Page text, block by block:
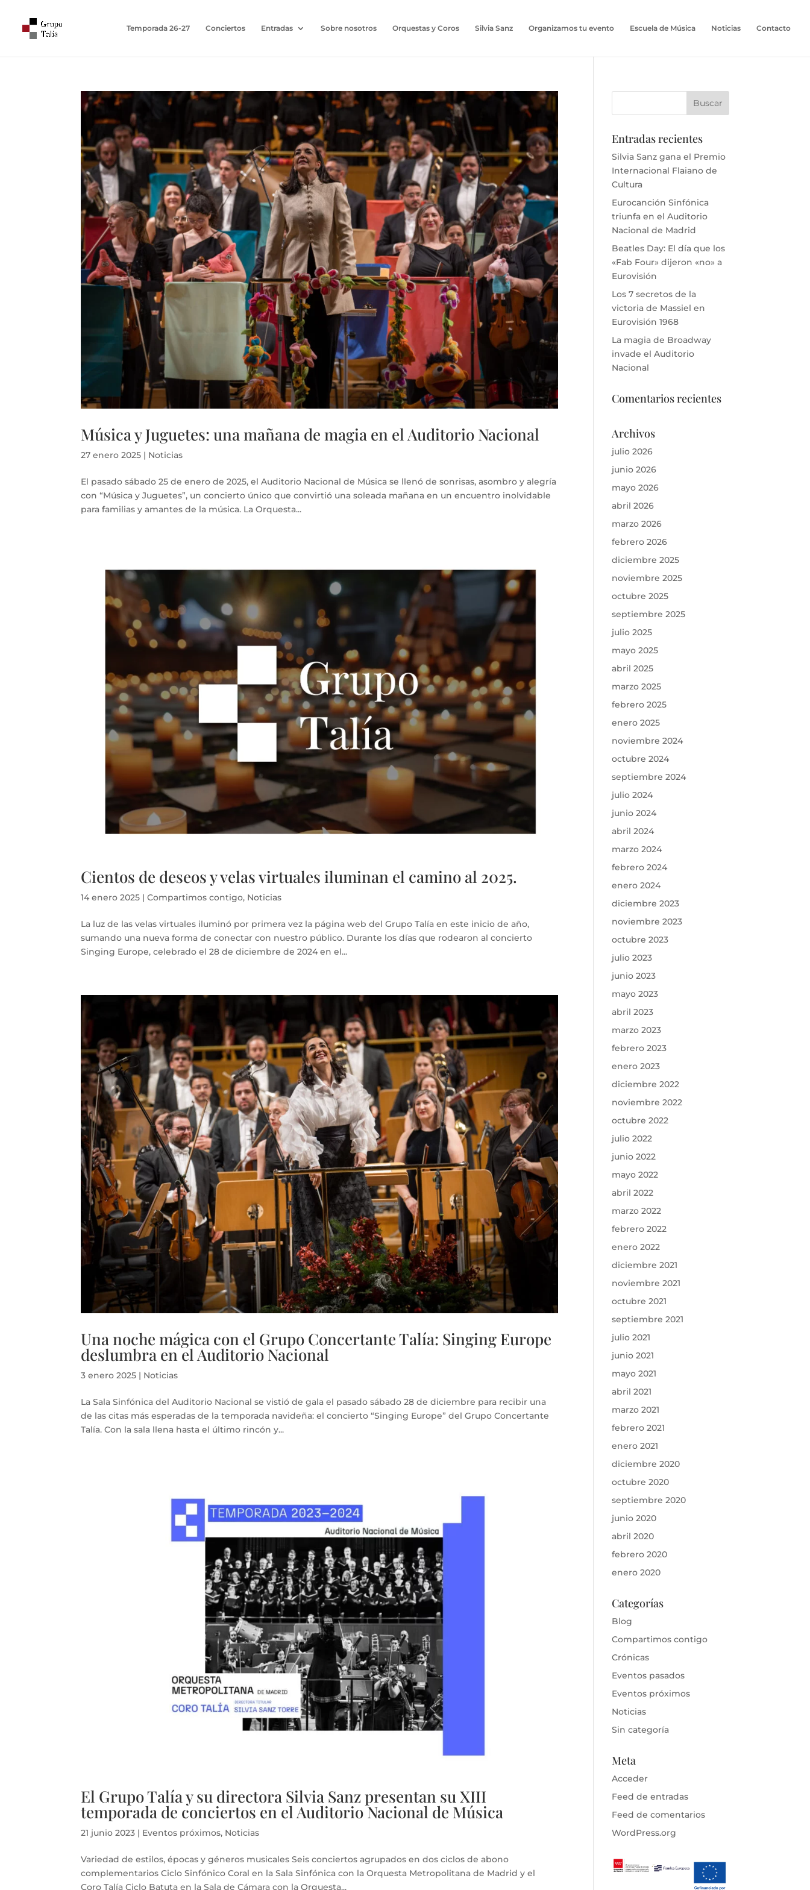
Temporada 26-27 Conciertos Entradas Sobre nosotros Orquestas y Coros Silvia Sanz Organizamos tu evento Escuela de Música Noticias Contacto
Música y Juguetes: una mañana de magia en el Auditorio Nacional
27 enero 2025 | Noticias
El pasado sábado 25 de enero de 2025, el Auditorio Nacional de Música se llenó de sonrisas, asombro y alegría
con “Música y Juguetes”, un concierto único que convirtió una soleada mañana en un encuentro inolvidable
para familias y amantes de la música. La Orquesta...
Cientos de deseos y velas virtuales iluminan el camino al 2025.
14 enero 2025 |Compartimos contigo, Noticias
La luz de las velas virtuales iluminó por primera vez la página web del Grupo Talía en este inicio de año,
sumando una nueva forma de conectar con nuestro público. Durante los días que rodearon al concierto
Singing Europe, celebrado el 28 de diciembre de 2024 en el...
Una noche mágica con el Grupo Concertante Talía: Singing Europe
deslumbra en el Auditorio Nacional
3 enero 2025 | Noticias
La Sala Sinfónica del Auditorio Nacional se vistió de gala el pasado sábado 28 de diciembre para recibir una
de las citas más esperadas de la temporada navideña: el concierto “Singing Europe” del Grupo Concertante
Talía. Con la sala llena hasta el último rincón y...
El Grupo Talía y su directora Silvia Sanz presentan su XIII
temporada de conciertos en el Auditorio Nacional de Música
21 junio 2023 | Eventos próximos, Noticias
Variedad de estilos, épocas y géneros musicales Seis conciertos agrupados en dos ciclos de abono
complementarios Ciclo Sinfónico Coral en la Sala Sinfónica con la Orquesta Metropolitana de Madrid y el
Coro Talía Ciclo Batuta en la Sala de Cámara con la Orquesta...
Entradas recientes
Silvia Sanz gana el Premio
Internacional Flaiano de
Cultura
Eurocanción Sinfónica
triunfa en el Auditorio
Nacional de Madrid
Beatles Day: El día que los
«Fab Four» dijeron «no» a
Eurovisión
Los 7 secretos de la
victoria de Massiel en
Eurovisión 1968
La magia de Broadway
invade el Auditorio
Nacional
Comentarios recientes
Archivos
julio 2026
junio 2026
mayo 2026
abril 2026
marzo 2026
febrero 2026
diciembre 2025
noviembre 2025
octubre 2025
septiembre 2025
julio 2025
mayo 2025
abril 2025
marzo 2025
febrero 2025
enero 2025
noviembre 2024
octubre 2024
septiembre 2024
julio 2024
junio 2024
abril 2024
marzo 2024
febrero 2024
enero 2024
diciembre 2023
noviembre 2023
octubre 2023
julio 2023
junio 2023
mayo 2023
abril 2023
marzo 2023
febrero 2023
enero 2023
diciembre 2022
noviembre 2022
octubre 2022
julio 2022
junio 2022
mayo 2022
abril 2022
marzo 2022
febrero 2022
enero 2022
diciembre 2021
noviembre 2021
octubre 2021
septiembre 2021
julio 2021
junio 2021
mayo 2021
abril 2021
marzo 2021
febrero 2021
enero 2021
diciembre 2020
octubre 2020
septiembre 2020
junio 2020
abril 2020
febrero 2020
enero 2020
Categorías
Blog
Compartimos contigo
Crónicas
Eventos pasados
Eventos próximos
Noticias
Sin categoría
Meta
Acceder
Feed de entradas
Feed de comentarios
WordPress.org